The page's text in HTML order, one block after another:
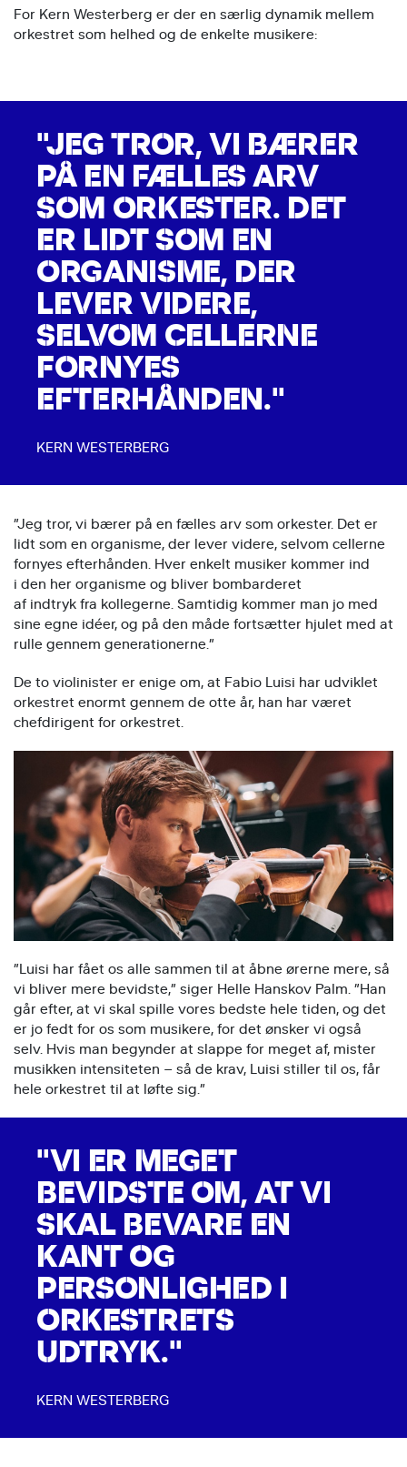
For Kern Westerberg er der en særlig dynamik mellem
orkestret som helhed og de enkelte musikere:
"JEG TROR, VI BÆRER
PÅ EN FÆLLES ARV
SOM ORKESTER. DET
ER LIDT SOM EN
ORGANISME, DER
LEVER VIDERE,
SELVOM CELLERNE
FORNYES
EFTERHÅNDEN."
KERN WESTERBERG
”Jeg tror, vi bærer på en fælles arv som orkester. Det er
lidt som en organisme, der lever videre, selvom cellerne
fornyes efterhånden. Hver enkelt musiker kommer ind
i den her organisme og bliver bombarderet
af indtryk fra kollegerne. Samtidig kommer man jo med
sine egne idéer, og på den måde fortsætter hjulet med at
rulle gennem generationerne.”
De to violinister er enige om, at Fabio Luisi har udviklet
orkestret enormt gennem de otte år, han har været
chefdirigent for orkestret.
”Luisi har fået os alle sammen til at åbne ørerne mere, så
vi bliver mere bevidste,” siger Helle Hanskov Palm. ”Han
går efter, at vi skal spille vores bedste hele tiden, og det
er jo fedt for os som musikere, for det ønsker vi også
selv. Hvis man begynder at slappe for meget af, mister
musikken intensiteten – så de krav, Luisi stiller til os, får
hele orkestret til at løfte sig.”
"VI ER MEGET
BEVIDSTE OM, AT VI
SKAL BEVARE EN
KANT OG
PERSONLIGHED I
ORKESTRETS
UDTRYK."
KERN WESTERBERG